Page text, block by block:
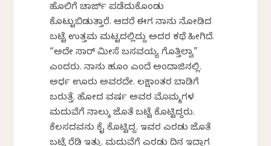
ಹೊಲಿಗೆ ಚಾರ್ಜ್ ಪಡೆದುಕೊಂಡು
ಕೊಟ್ಟುಬಿಡುತ್ತಾರೆ. ಆದರೆ ಈಗ ನಾನು ನೋಡಿದ
ಬಟ್ಟೆ ಉತ್ತಮ ಮಟ್ಟದಲ್ಲಿದ್ದು ಅದರ ಕಥೆ ಹೀಗಿದೆ.
“ಅದೇ ಸಾರ್ ಮೀಸೆ ಬಸವಯ್ಯ ಗೊತ್ತಿಲ್ವಾ”
ಎಂದರು. ನಾನು ಹೂಂ ಎಂದೆ ಅಂದಾಜಿನಲ್ಲಿ.
ಅರ್ಧ ಊರು ಅವರದೇ. ಲಕ್ಷಾಂತರ ಬಾಡಿಗೆ
ಬರುತ್ತೆ. ಹೋದ ವರ್ಷ ಅವರ ಮೊಮ್ಮಗಳ
ಮದುವೆಗೆ ನಾಲ್ಕು ಜೊತೆ ಬಟ್ಟೆ ಕೊಟ್ಟಿದ್ದರು.
ಕೆಲಸದವನು ಕೈ ಕೊಟ್ಟಿದ್ದ. ಇವರ ಎರಡು ಜೊತೆ